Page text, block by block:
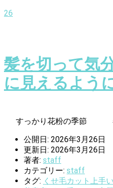
26
髪を切って気
に見えるよう
すっかり花粉の季節
公開日: 2026年3月26日
更新日: 2026年3月26日
著者: staff
カテゴリー: staff
タグ: くせ毛カット上手